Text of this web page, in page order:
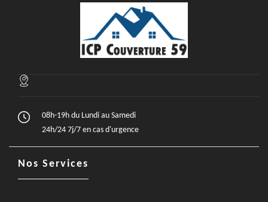
08h-19h du Lundi au Samedi
24h/24 7j/7 en cas d'urgence
Nos Services